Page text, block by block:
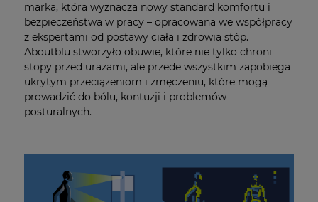
marka, która wyznacza nowy standard komfortu i
bezpieczeństwa w pracy – opracowana we współpracy
z ekspertami od postawy ciała i zdrowia stóp.
Aboutblu stworzyło obuwie, które nie tylko chroni
stopy przed urazami, ale przede wszystkim zapobiega
ukrytym przeciążeniom i zmęczeniu, które mogą
prowadzić do bólu, kontuzji i problemów
posturalnych.